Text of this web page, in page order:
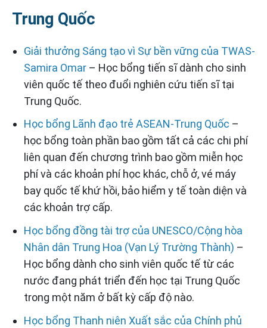
Trung Quốc
Giải thưởng Sáng tạo vì Sự bền vững của TWAS-
Samira Omar – Học bổng tiến sĩ dành cho sinh
viên quốc tế theo đuổi nghiên cứu tiến sĩ tại
Trung Quốc.
Học bổng Lãnh đạo trẻ ASEAN-Trung Quốc –
học bổng toàn phần bao gồm tất cả các chi phí
liên quan đến chương trình bao gồm miễn học
phí và các khoản phí học khác, chỗ ở, vé máy
bay quốc tế khứ hồi, bảo hiểm y tế toàn diện và
các khoản trợ cấp.
Học bổng đồng tài trợ của UNESCO/Cộng hòa
Nhân dân Trung Hoa (Vạn Lý Trường Thành) –
Học bổng dành cho sinh viên quốc tế từ các
nước đang phát triển đến học tại Trung Quốc
trong một năm ở bất kỳ cấp độ nào.
Học bổng Thanh niên Xuất sắc của Chính phủ